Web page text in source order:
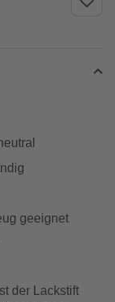
geeignet
der Lackstift